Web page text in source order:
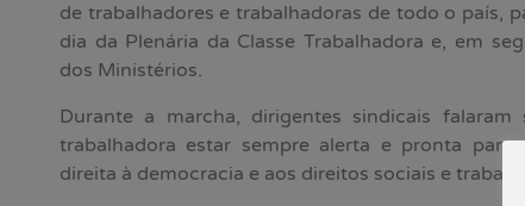
de trabalhadores e trabalhadoras de todo o país,
dia da Plenária da Classe Trabalhadora e, em
dos Ministérios.
Durante a marcha, dirigentes sindicais
trabalhadora estar sempre alerta e pronta
direita à democracia e aos direitos sociais e